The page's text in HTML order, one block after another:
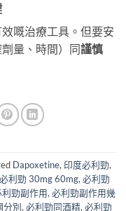
嘅治療工具。但要安
劑量、時間）同謹慎
Dapoxetine, 印度必利勁
必利勁 30mg 60mg 必利勁
利勁副作用 必利勁副作用幾
分別 必利勁同酒精, 必利勁